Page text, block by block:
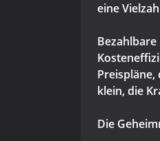
eine
klein, die
Die